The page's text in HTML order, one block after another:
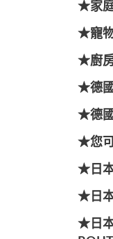
★家
★寵
★廚
★德
★德
★您
★日
★日
★日